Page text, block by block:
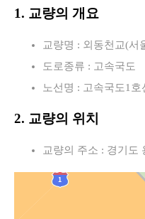
1. 교량의 개요
교량명 : 외동천교(서
도로종류 : 고속국도
노선명 : 고속국도1호
2. 교량의 위치
교량의 주소 : 경기도